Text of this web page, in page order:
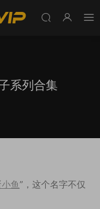
系列合集
鱼”，这个名字不仅